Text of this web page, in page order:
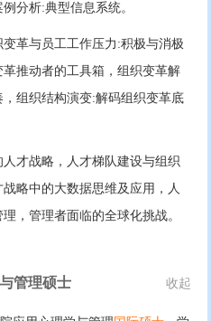
分析:典型信息系统。
革与员工工作压力:积极与消极
推动者的工具箱，组织变革解
组织结构演变:解码组织变革底
才战略，人才梯队建设与组织
略中的大数据思维及应用，人
，管理者面临的全球化挑战。
管理硕士 收起